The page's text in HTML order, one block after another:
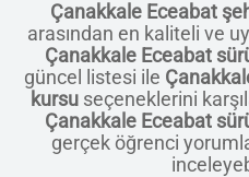
Çanakkale Eceabat
arasından en kaliteli ve
Çanakkale Eceabat
güncel listesi ile
kursu seçeneklerini
Çanakkale Eceabat
gerçek öğrenci